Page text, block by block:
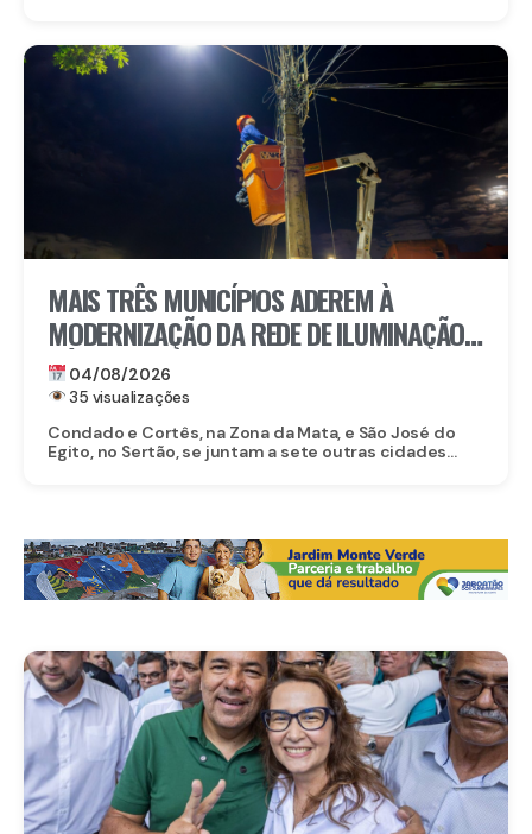
MAIS TRÊS MUNICÍPIOS ADEREM À
MODERNIZAÇÃO DA REDE DE ILUMINAÇÃO
PÚBLICA COM O ILUMINA PERNAMBUCO
04/08/2026
35 visualizações
Condado e Cortês, na Zona da Mata, e São José do
Egito, no Sertão, se juntam a sete outras cidades...